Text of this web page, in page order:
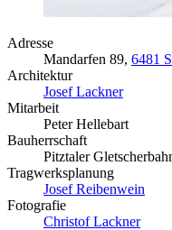
Adresse
Mandarfen 89, 6481
Architektur
Josef Lackner
Mitarbeit
Peter Hellebart
Bauherrschaft
Pitztaler
Tragwerksplanung
Josef Reibenwein
Fotografie
Christof Lackner